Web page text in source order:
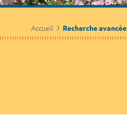
Accueil Recherche avancée